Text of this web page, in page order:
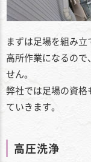
まずは足場を組み立
高所作業になるの
せん。
弊社では足場の資
ていきます。
高圧洗浄